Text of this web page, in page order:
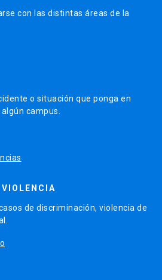
con las distintas áreas de la
o situación que ponga en
campus.
de discriminación, violencia de